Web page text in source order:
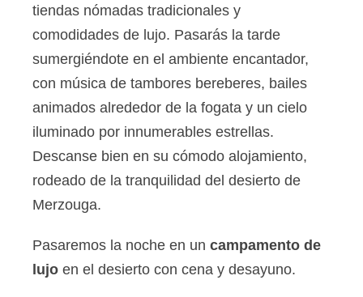
tiendas nómadas tradicionales y
comodidades de lujo. Pasarás la tarde
sumergiéndote en el ambiente encantador,
con música de tambores bereberes, bailes
animados alrededor de la fogata y un cielo
iluminado por innumerables estrellas.
Descanse bien en su cómodo alojamiento,
rodeado de la tranquilidad del desierto de
Merzouga.
Pasaremos la noche en un campamento de
lujo en el desierto con cena y desayuno.